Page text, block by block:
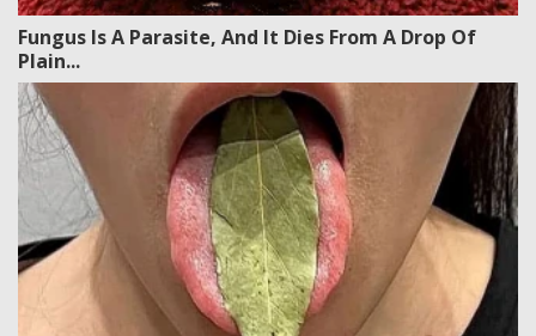
Fungus Is A Parasite, And It Dies From A Drop Of
Plain...